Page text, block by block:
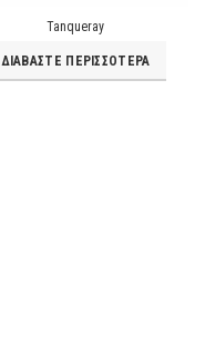
Tanqueray
ΔΙΑΒΆΣΤΕ ΠΕΡΙΣΣΌΤΕΡΑ